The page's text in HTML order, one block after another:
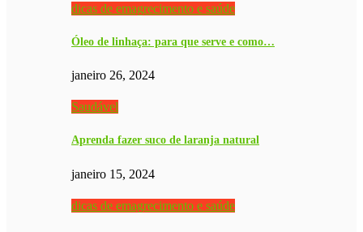
dicas de emagrecimento e saúde
Óleo de linhaça: para que serve e como…
janeiro 26, 2024
Saudável
Aprenda fazer suco de laranja natural
janeiro 15, 2024
dicas de emagrecimento e saúde